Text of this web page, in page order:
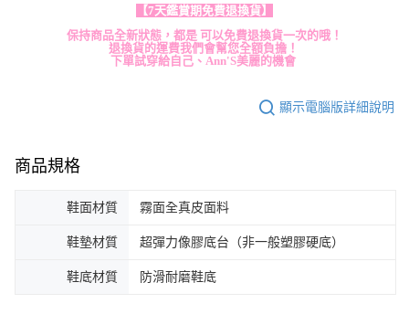
【7天鑑賞期免費退換貨】
保持商品全新狀態，都是 可以免費退換貨一次的哦！
退換貨的運費我們會幫您全額負擔！
下單試穿給自己、Ann'S美麗的機會
顯示電腦版詳細說明
商品規格
鞋面材質 霧面全真皮面料
鞋墊材質 超彈力像膠底台（非一般塑膠硬底）
鞋底材質 防滑耐磨鞋底